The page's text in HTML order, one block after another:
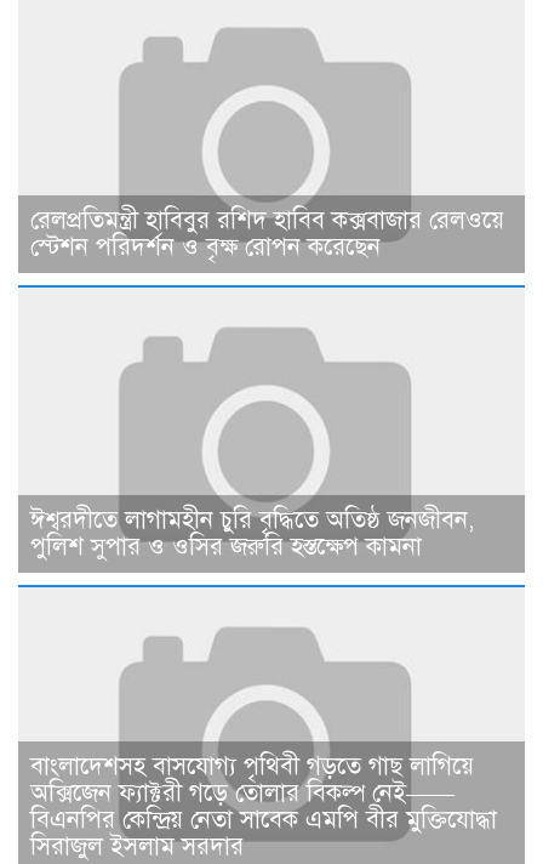
রেলপ্রতিমন্ত্রী হাবিবুর রশিদ হাবিব কক্সবাজার রেলওয়ে
স্টেশন পরিদর্শন ও বৃক্ষ রোপন করেছেন
ঈশ্বরদীতে লাগামহীন চুরি বৃদ্ধিতে অতিষ্ঠ জনজীবন,
পুলিশ সুপার ও ওসির জরুরি হস্তক্ষেপ কামনা ​
বাংলাদেশসহ বাসযোগ্য পৃথিবী গড়তে গাছ লাগিয়ে
অক্সিজেন ফ্যাক্টরী গড়ে তোলার বিকল্প নেই——
বিএনপির কেন্দ্রিয় নেতা সাবেক এমপি বীর মুক্তিযোদ্ধা
সিরাজুল ইসলাম সরদার